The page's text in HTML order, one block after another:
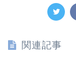
関連記事